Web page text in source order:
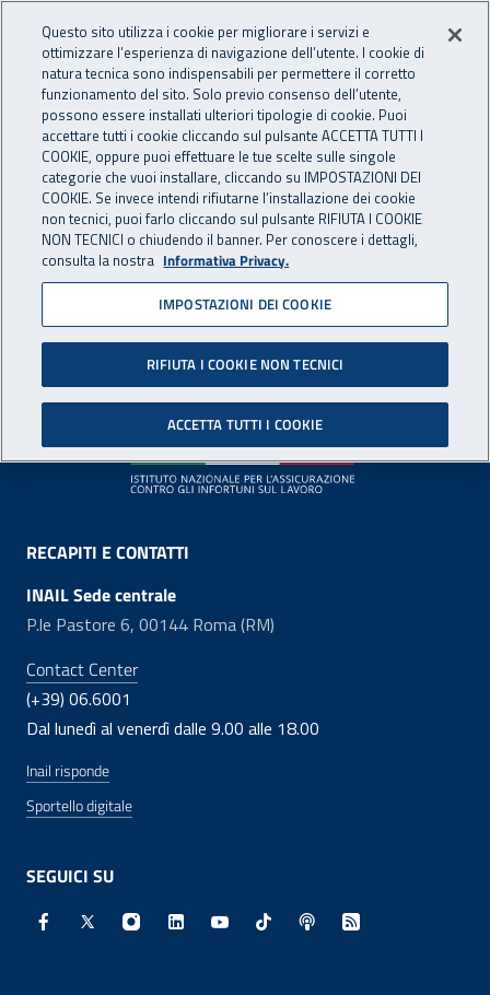
INAIL - Istituto Nazionale
Apri cerca
Navigazione principale
Pagina non disponibile
Il contenuto non è stato trovato. Per continuare la
navigazione è possibile ritornare alla
Footer
RECAPITI E CONTATTI
INAIL Sede centrale
P.le Pastore 6, 00144 Roma (RM)
Contact Center
(+39) 06.6001
Dal lunedì al venerdì dalle 9.00 alle 18.00
Inail risponde
Sportello digitale
SEGUICI SU
Facebook - Sito esterno - Apertura in nuova finestra
X - Sito esterno - Apertura in nuova finestra
Instagram - Sito esterno - Apertura in
Linkedin - Sito esterno - Apertura in
Youtube - Sito esterno -
TikTok - Sito esterno -
Spreaker - Sito
Feed RSS -
Questo sito utilizza i cookie per migliorare i servizi e
ottimizzare l’esperienza di navigazione dell’utente. I cookie di
natura tecnica sono indispensabili per permettere il corretto
funzionamento del sito. Solo previo consenso dell’utente,
possono essere installati ulteriori tipologie di cookie. Puoi
accettare tutti i cookie cliccando sul pulsante ACCETTA TUTTI I
COOKIE, oppure puoi effettuare le tue scelte sulle singole
categorie che vuoi installare, cliccando su IMPOSTAZIONI DEI
COOKIE. Se invece intendi rifiutarne l’installazione dei cookie
non tecnici, puoi farlo cliccando sul pulsante RIFIUTA I COOKIE
NON TECNICI o chiudendo il banner. Per conoscere i dettagli,
consulta la nostra Informativa Privacy.
IMPOSTAZIONI DEI COOKIE
RIFIUTA I COOKIE NON TECNICI
ACCETTA TUTTI I COOKIE